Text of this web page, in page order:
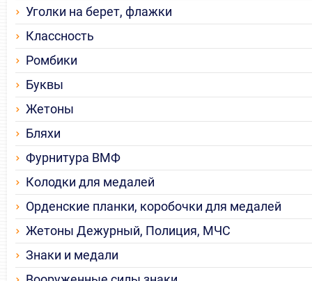
Уголки на берет, флажки
Классность
Ромбики
Буквы
Жетоны
Бляхи
Фурнитура ВМФ
Колодки для медалей
Орденские планки, коробочки для медалей
Жетоны Дежурный, Полиция, МЧС
Знаки и медали